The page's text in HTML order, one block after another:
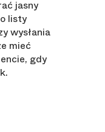
jasny
listy
wysłania
mieć
gdy